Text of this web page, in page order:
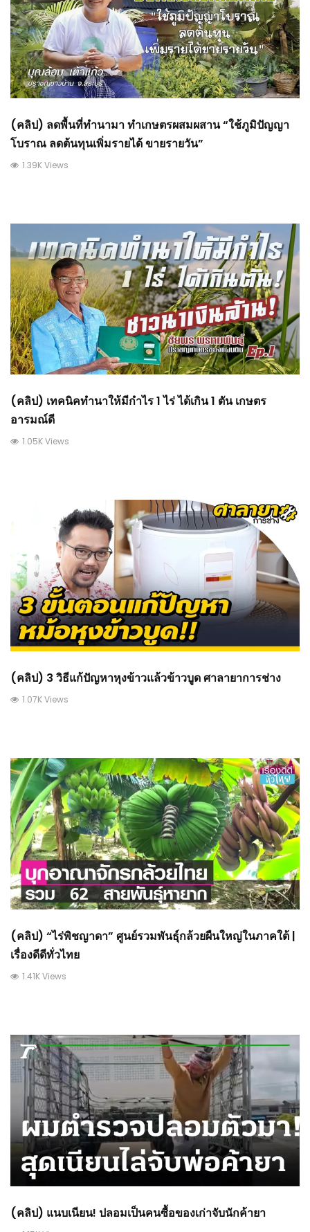
(คลิป) ลดพื้นที่ทำนามา ทำเกษตรผสมผสาน “ใช้ภูมิปัญญา
โบราณ ลดต้นทุนเพิ่มรายได้ ขายรายวัน”
1.39K Views
(คลิป) เทคนิคทำนาให้มีกำไร 1 ไร่ ได้เกิน 1 ตัน เกษตร
อารมณ์ดี
1.05K Views
(คลิป) 3 วิธีแก้ปัญหาหุงข้าวแล้วข้าวบูด ศาลายาการช่าง
1.07K Views
(คลิป) “ไร่พิชญาดา” ศูนย์รวมพันธุ์กล้วยผืนใหญ่ในภาคใต้ |
เรื่องดีดีทั่วไทย
1.41K Views
(คลิป) แนบเนียน! ปลอมเป็นคนซื้อของเก่าจับนักค้ายา